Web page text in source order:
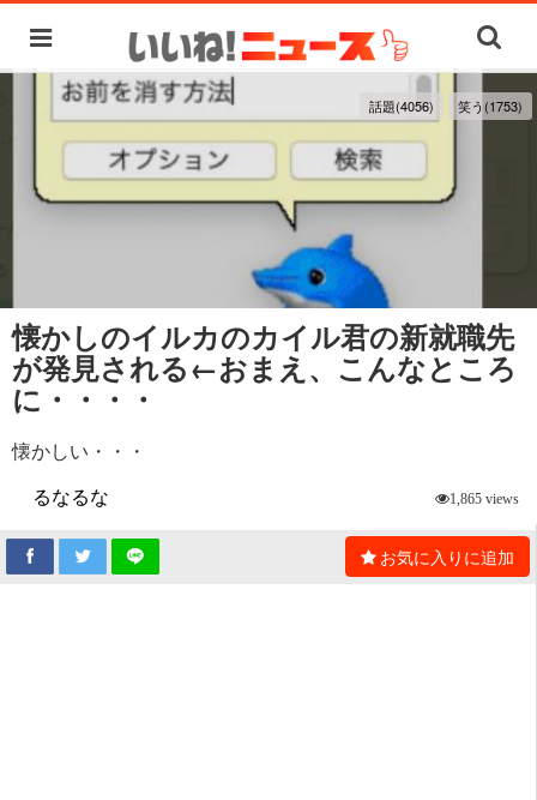
話題(4056) 笑う(1753)
懐かしのイルカのカイル君の新就職先
が発見される←おまえ、こんなところ
に・・・・
懐かしい・・・
るなるな
1,865 views
お気に入りに追加